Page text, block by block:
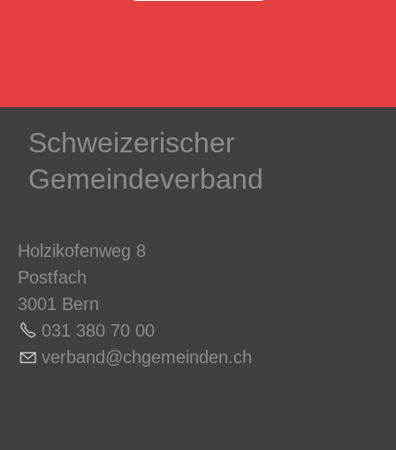
Schweizerischer
Gemeindeverband
Holzikofenweg 8
Postfach
3001 Bern
031 380 70 00
v rb nd chg m nd n ch